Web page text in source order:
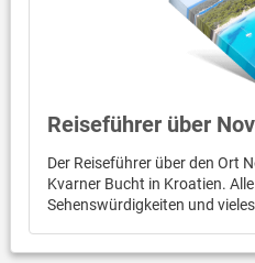
Reiseführer über
Der Reiseführer über den Ort
Kvarner Bucht in Kroatien.
Sehenswürdigkeiten und